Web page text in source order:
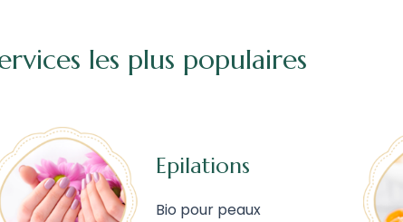
les plus populaires
Epilations
Bio pour peaux